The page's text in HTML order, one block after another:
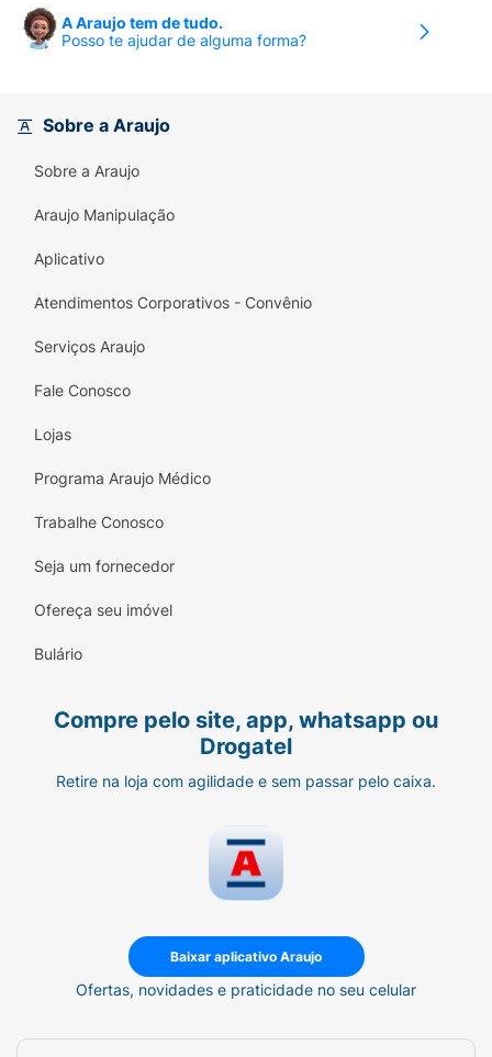
limpa, mas também potencializa a força dos
cabelos, combatendo o ressecamento e o
sensorial única com a fragrância irresistível
essencial da sua rotina de beleza e descubra
como é fácil ter cabelos radiantes e cheios de
diferença!
A Araujo tem de tudo.
Posso te ajudar de alguma forma?
Sobre a Araujo
Sobre a Araujo
Araujo Manipulação
Aplicativo
Atendimentos Corporativos - Convênio
Serviços Araujo
Fale Conosco
Lojas
Programa Araujo Médico
Trabalhe Conosco
Seja um fornecedor
Ofereça seu imóvel
Bulário
Compre pelo site, app, whatsapp ou
Drogatel
Retire na loja com agilidade e sem passar pelo caixa.
Baixar aplicativo Araujo
Ofertas, novidades e praticidade no seu celular